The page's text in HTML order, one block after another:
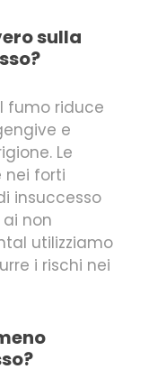
sulla
fumo riduce
e
Le
nei forti
insuccesso
non
utilizziamo
i rischi nei